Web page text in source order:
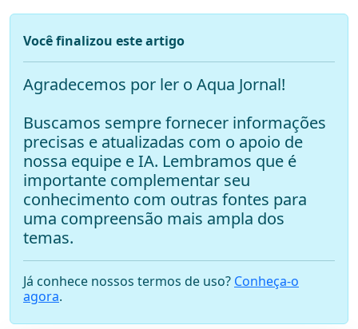
Você finalizou este artigo
Agradecemos por ler o Aqua Jornal!
Buscamos sempre fornecer informações
precisas e atualizadas com o apoio de
nossa equipe e IA. Lembramos que é
importante complementar seu
conhecimento com outras fontes para
uma compreensão mais ampla dos
temas.
Já conhece nossos termos de uso? Conheça-o
agora.